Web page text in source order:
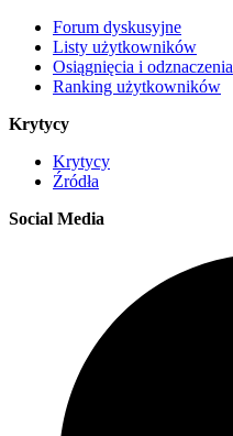
Forum dyskusyjne
Listy użytkowników
Osiągnięcia i odznaczenia
Ranking użytkowników
Krytycy
Krytycy
Źródła
Social Media